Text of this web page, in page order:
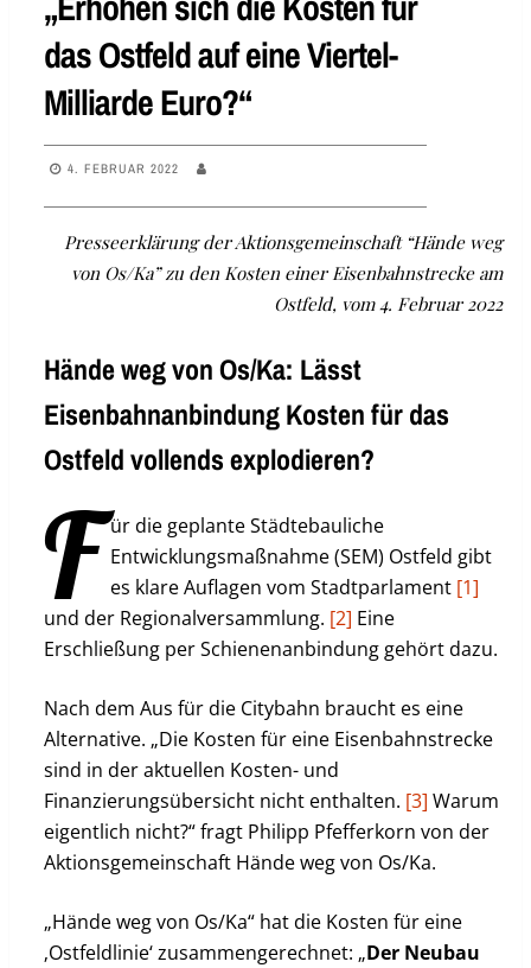
das Ostfeld auf eine Viertel-
Milliarde Euro?“
4. FEBRUAR 2022
Presseerklärung der Aktionsgemeinschaft “Hände weg
von Os/Ka” zu den Kosten einer Eisenbahnstrecke am
Ostfeld, vom 4. Februar 2022
Hände weg von Os/Ka: Lässt
Eisenbahnanbindung Kosten für das
Ostfeld vollends explodieren?
F ür die geplante Städtebauliche
Entwicklungsmaßnahme (SEM) Ostfeld gibt
es klare Auflagen vom Stadtparlament [1]
und der Regionalversammlung. [2] Eine
Erschließung per Schienenanbindung gehört dazu.
Nach dem Aus für die Citybahn braucht es eine
Alternative. „Die Kosten für eine Eisenbahnstrecke
sind in der aktuellen Kosten- und
Finanzierungsübersicht nicht enthalten. [3] Warum
eigentlich nicht?“ fragt Philipp Pfefferkorn von der
Aktionsgemeinschaft Hände weg von Os/Ka.
„Hände weg von Os/Ka“ hat die Kosten für eine
‚Ostfeldlinie‘ zusammengerechnet: „Der Neubau